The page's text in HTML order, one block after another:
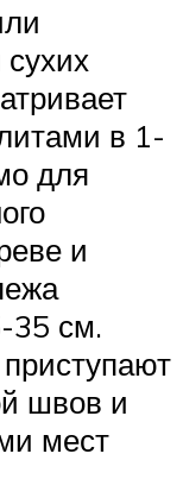
в 1-
для
и
35 см.
швов и
мест